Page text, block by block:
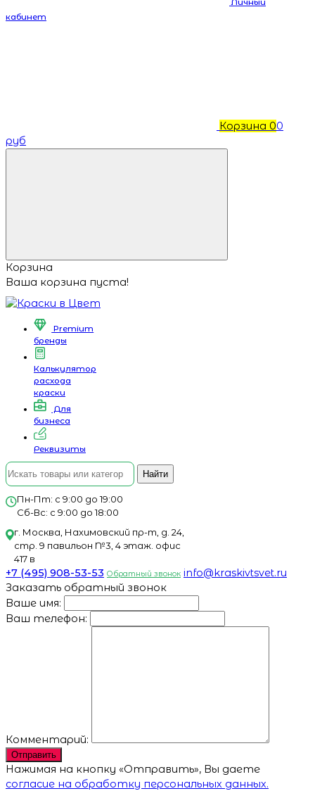
кабинет
Корзина 00
руб
Корзина
Ваша корзина пуста!
Premium
бренды
Калькулятор
расхода
краски
Для
бизнеса
Реквизиты
Найти
Пн-Пт: с 9:00 до 19:00
Сб-Вс: с 9:00 до 18:00
г. Москва, Нахимовский пр-т, д. 24,
стр. 9 павильон №3, 4 этаж. офис
417 в
+7 (495) 908-53-53 Обратный звонок info@kraskivtsvet.ru
Заказать обратный звонок
Ваше имя:
Ваш телефон:
Комментарий:
Отправить
Нажимая на кнопку «Отправить», Вы даете
согласие на обработку персональных данных.